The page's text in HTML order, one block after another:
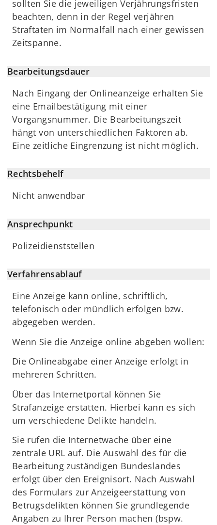
sollten Sie die jeweiligen Verjährungsfristen
beachten, denn in der Regel verjähren
Straftaten im Normalfall nach einer gewissen
Zeitspanne.
Bearbeitungsdauer
Nach Eingang der Onlineanzeige erhalten Sie
eine Emailbestätigung mit einer
Vorgangsnummer. Die Bearbeitungszeit
hängt von unterschiedlichen Faktoren ab.
Eine zeitliche Eingrenzung ist nicht möglich.
Rechtsbehelf
Nicht anwendbar
Ansprechpunkt
Polizeidienststellen
Verfahrensablauf
Eine Anzeige kann online, schriftlich,
telefonisch oder mündlich erfolgen bzw.
abgegeben werden.
Wenn Sie die Anzeige online abgeben wollen:
Die Onlineabgabe einer Anzeige erfolgt in
mehreren Schritten.
Über das Internetportal können Sie
Strafanzeige erstatten. Hierbei kann es sich
um verschiedene Delikte handeln.
Sie rufen die Internetwache über eine
zentrale URL auf. Die Auswahl des für die
Bearbeitung zuständigen Bundeslandes
erfolgt über den Ereignisort. Nach Auswahl
des Formulars zur Anzeigeerstattung von
Betrugsdelikten können Sie grundlegende
Angaben zu Ihrer Person machen (bspw.